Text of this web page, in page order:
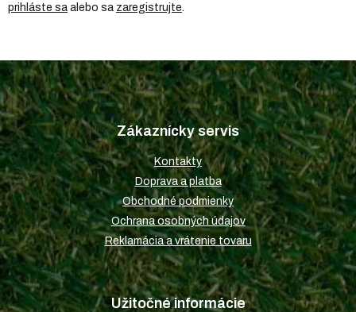
prihláste sa alebo sa zaregistrujte
Z
á
p
ä
t
i
e
Zákaznícky servis
Kontakty
Doprava a platba
Obchodné podmienky
Ochrana osobných údajov
Reklamácia a vrátenie tovaru
Užitočné informácie